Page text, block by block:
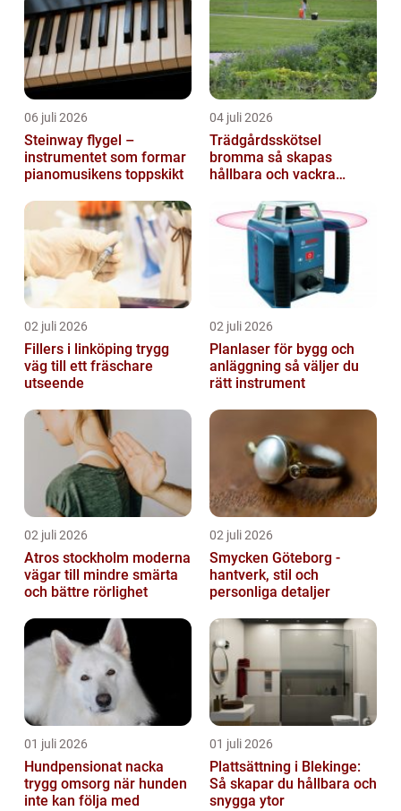
06 juli 2026
Steinway flygel –
instrumentet som formar
pianomusikens toppskikt
04 juli 2026
Trädgårdsskötsel
bromma så skapas
hållbara och vackra
02 juli 2026
Fillers i linköping trygg
väg till ett fräschare
utseende
02 juli 2026
Planlaser för bygg och
anläggning så väljer du
rätt instrument
02 juli 2026
Atros stockholm moderna
vägar till mindre smärta
och bättre rörlighet
02 juli 2026
Smycken Göteborg -
hantverk, stil och
personliga detaljer
01 juli 2026
Hundpensionat nacka
trygg omsorg när hunden
inte kan följa med
01 juli 2026
Plattsättning i Blekinge:
Så skapar du hållbara och
snygga ytor